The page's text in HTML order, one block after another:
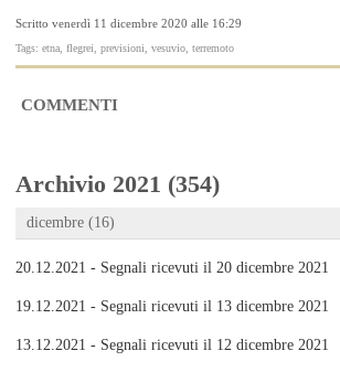
Scritto venerdì 11 dicembre 2020 alle 16:29
Tags: etna, flegrei, previsioni, vesuvio, terremoto
COMMENTI
Archivio 2021 (354)
dicembre (16)
20.12.2021 - Segnali ricevuti il 20 dicembre 2021
19.12.2021 - Segnali ricevuti il 13 dicembre 2021
13.12.2021 - Segnali ricevuti il 12 dicembre 2021